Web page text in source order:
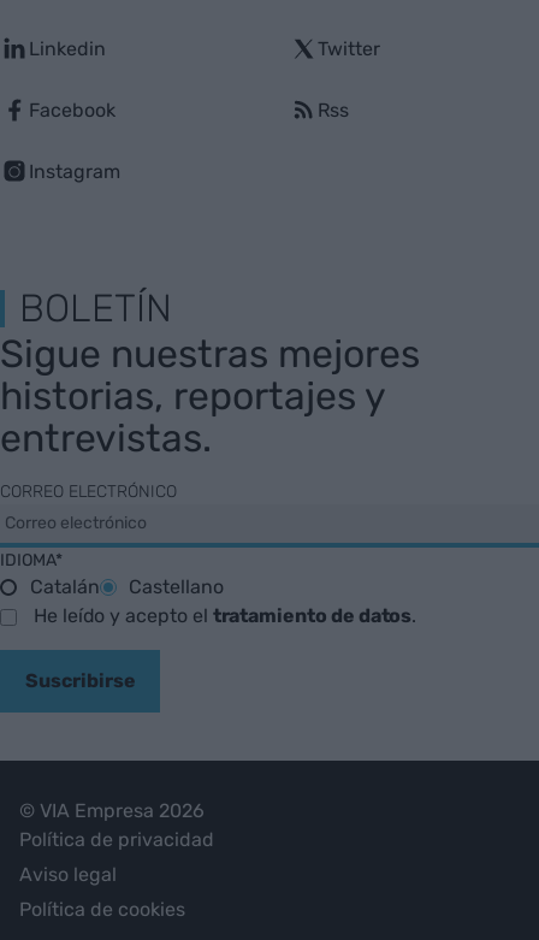
Linkedin
Facebook
Instagram
Twitter
Rss
BOLETÍN
Sigue nuestras mejores
historias, reportajes y
entrevistas.
CORREO ELECTRÓNICO
IDIOMA*
Catalán
Castellano
He leído y acepto el tratamiento de datos.
Suscribirse
© VIA Empresa 2026
Política de privacidad
Aviso legal
Política de cookies